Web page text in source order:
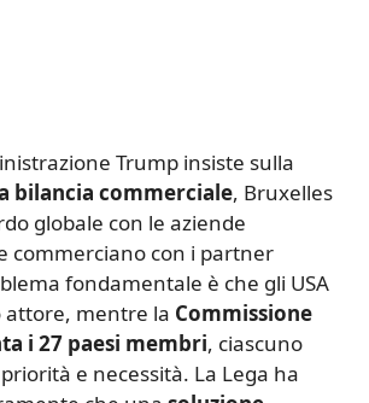
Trump insiste sulla
bilancia commerciale, Bruxelles
globale con le aziende
commerciano con i partner
fondamentale è che gli USA
attore, mentre la Commissione
i 27 paesi membri, ciascuno
e necessità. La Lega ha